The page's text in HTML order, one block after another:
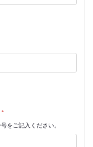
*
をご記入ください。